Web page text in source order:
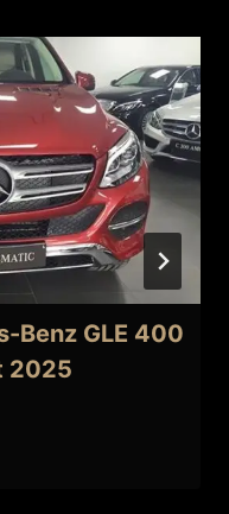
Benz GLE 400
2025